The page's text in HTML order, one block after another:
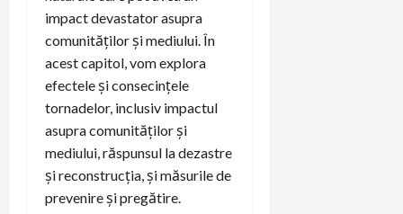
impact devastator asupra
comunităților și mediului. În
acest capitol, vom explora
efectele și consecințele
tornadelor, inclusiv impactul
asupra comunităților și
mediului, răspunsul la dezastre
și reconstrucția, și măsurile de
prevenire și pregătire.